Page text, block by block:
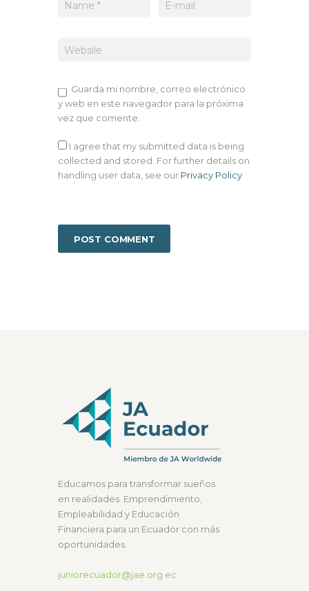
Guarda mi nombre, correo electrónico
y web en este navegador para la próxima
vez que comente.
I agree that my submitted data is being
collected and stored. For further details on
handling user data, see our Privacy Policy
Educamos para transformar sueños
en realidades. Emprendimiento,
Empleabilidad y Educación
Financiera para un Ecuador con más
oportunidades.
juniorecuador@jae.org.ec